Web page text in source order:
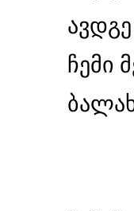
ჩემი